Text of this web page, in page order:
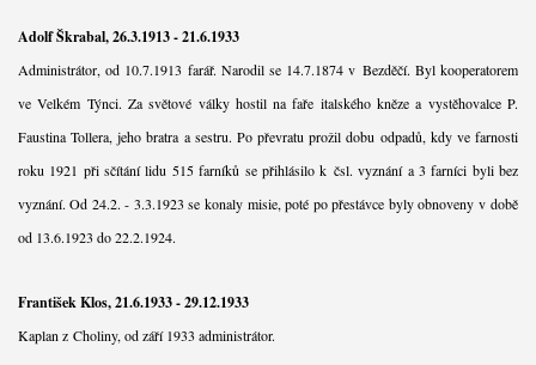
Adolf Škrabal, 26.3.1913 - 21.6.1933
Administrátor, od 10.7.1913 farář. Narodil se 14.7.1874 v Bezděčí. Byl kooperatorem
ve Velkém Týnci. Za světové války hostil na faře italského kněze a vystěhovalce P.
Faustina Tollera, jeho bratra a sestru. Po převratu prožil dobu odpadů, kdy ve farnosti
roku 1921 při sčítání lidu 515 farníků se přihlásilo k čsl. vyznání a 3 farníci byli bez
vyznání. Od 24.2. - 3.3.1923 se konaly misie, poté po přestávce byly obnoveny v době
od 13.6.1923 do 22.2.1924.
František Klos, 21.6.1933 - 29.12.1933
Kaplan z Choliny, od září 1933 administrátor.